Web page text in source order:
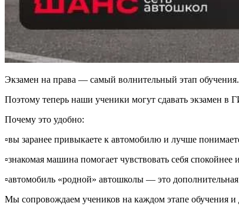
Экзамен на права — самый волнительный этап
Поэтому теперь наши ученики могут сдавать экзамен
Почему это удобно:
▫️вы заранее привыкаете к автомобилю и лучше
▫️знакомая машина помогает чувствовать себя
▫️автомобиль «родной» автошколы — это
Мы сопровождаем учеников на каждом этапе обучения